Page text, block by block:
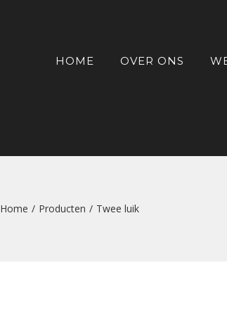
HOME OVER ONS
Home / Producten / Twee luik